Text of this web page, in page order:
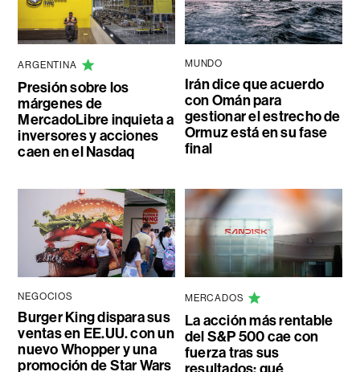
ARGENTINA
Presión sobre los
márgenes de
MercadoLibre inquieta a
inversores y acciones
caen en el Nasdaq
MUNDO
Irán dice que acuerdo
con Omán para
gestionar el estrecho de
Ormuz está en su fase
final
NEGOCIOS
Burger King dispara sus
ventas en EE.UU. con un
nuevo Whopper y una
promoción de Star Wars
MERCADOS
La acción más rentable
del S&P 500 cae con
fuerza tras sus